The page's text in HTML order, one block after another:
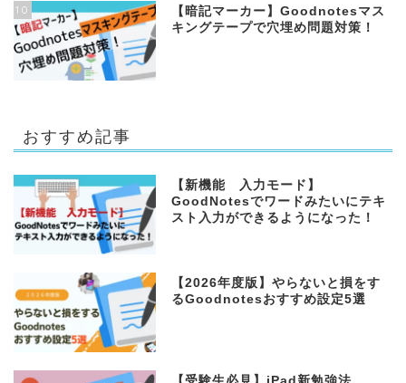
10
【暗記マーカー】Goodnotesマス
キングテープで穴埋め問題対策！
おすすめ記事
【新機能 入力モード】
GoodNotesでワードみたいにテキ
スト入力ができるようになった！
【2026年度版】やらないと損をす
るGoodnotesおすすめ設定5選